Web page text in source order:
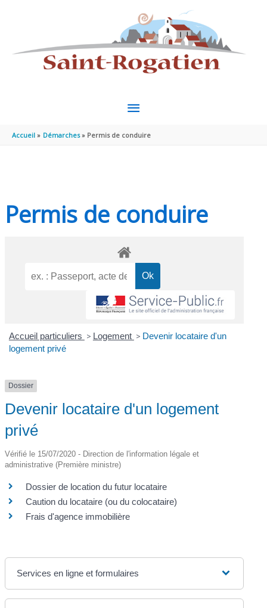
MENU
PRINCIPAL
Accueil Démarches Permis de conduire
Permis de conduire
Accueil particuliers > Logement > Devenir locataire d'un
logement privé
Dossier
Devenir locataire d'un logement
privé
Vérifié le 15/07/2020 - Direction de l'information légale et
administrative (Première ministre)
Dossier de location du futur locataire
Caution du locataire (ou du colocataire)
Frais d'agence immobilière
Services en ligne et formulaires